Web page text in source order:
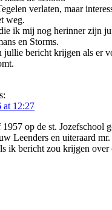
verlaten, maar
weg.
ik mij nog herinner zijn
en Storms.
jullie bericht krijgen als er
at 12:27
op de st. Jozefschool
Leenders en uiteraard mr.
ik bericht zou krijgen over